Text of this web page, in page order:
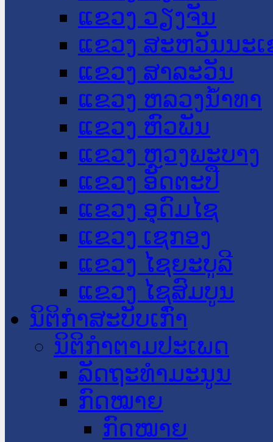
ແຂວງ ວຽງຈັນ
ແຂວງ ສະຫວັນນະ
ແຂວງ ສາລະວັນ
ແຂວງ ຫລວງນໍ້າທາ
ແຂວງ ຫົວພັນ
ແຂວງ ຫຼວງພະບາງ
ແຂວງ ອັດຕະປື
ແຂວງ ອຸດົມໄຊ
ແຂວງ ເຊກອງ
ແຂວງ ໄຊຍະບູລີ
ແຂວງ ໄຊສົມບູນ
ນິຕິກໍາສະບັບເກົ່າ
ນິຕິກຳຕາມປະເພດ
ລັດຖະທໍາມະນູນ
ກົດໝາຍ
ກົດໝາຍ